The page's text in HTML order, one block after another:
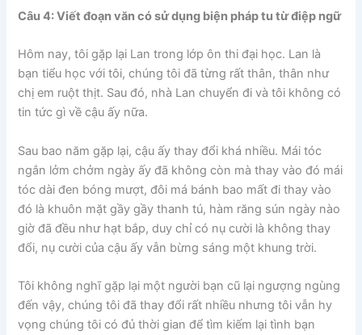
Câu 4: Viết đoạn văn có sử dụng biện pháp tu từ điệp ngữ
Hôm nay, tôi gặp lại Lan trong lớp ôn thi đại học. Lan là
bạn tiểu học với tôi, chúng tôi đã từng rất thân, thân như
chị em ruột thịt. Sau đó, nhà Lan chuyển đi và tôi không có
tin tức gì về cậu ấy nữa.
Sau bao năm gặp lại, cậu ấy thay đổi khá nhiều. Mái tóc
ngắn lởm chởm ngày ấy đã không còn mà thay vào đó mái
tóc dài đen bóng mượt, đôi má bánh bao mất đi thay vào
đó là khuôn mặt gầy gầy thanh tú, hàm răng sún ngày nào
giờ đã đều như hạt bắp, duy chỉ có nụ cười là không thay
đổi, nụ cười của cậu ấy vẫn bừng sáng một khung trời.
Tôi không nghĩ gặp lại một người bạn cũ lại ngượng ngùng
đến vậy, chúng tôi đã thay đổi rất nhiều nhưng tôi vẫn hy
vọng chúng tôi có đủ thời gian để tìm kiếm lại tình bạn